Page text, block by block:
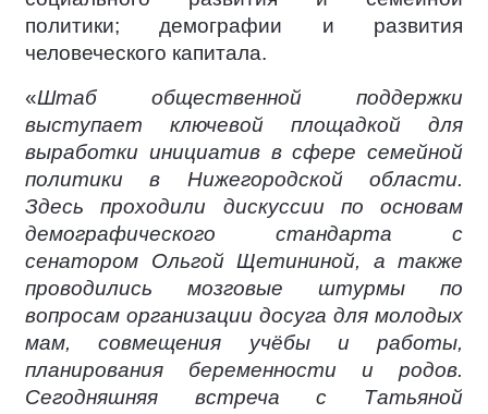
политики; демографии и развития
человеческого капитала.
«Штаб общественной поддержки
выступает ключевой площадкой для
выработки инициатив в сфере семейной
политики в Нижегородской области.
Здесь проходили дискуссии по основам
демографического стандарта с
сенатором Ольгой Щетининой, а также
проводились мозговые штурмы по
вопросам организации досуга для молодых
мам, совмещения учёбы и работы,
планирования беременности и родов.
Сегодняшняя встреча с Татьяной